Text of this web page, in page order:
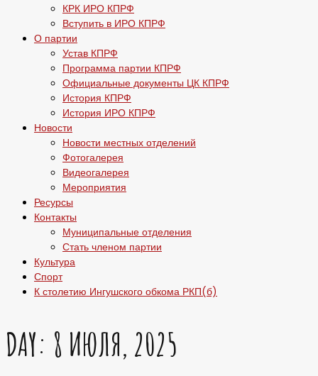
КРК ИРО КПРФ
Вступить в ИРО КПРФ
О партии
Устав КПРФ
Программа партии КПРФ
Официальные документы ЦК КПРФ
История КПРФ
История ИРО КПРФ
Новости
Новости местных отделений
Фотогалерея
Видеогалерея
Мероприятия
Ресурсы
Контакты
Муниципальные отделения
Стать членом партии
Культура
Спорт
К столетию Ингушского обкома РКП(б)
DAY: 8 ИЮЛЯ, 2025